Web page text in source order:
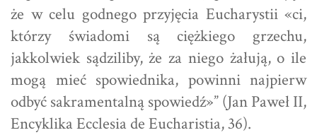
że w celu godnego przyjęcia Eucharystii «ci,
którzy świadomi są ciężkiego grzechu,
jakkolwiek sądziliby, że za niego żałują, o ile
mogą mieć spowiednika, powinni najpierw
odbyć sakramentalną spowiedź»” (Jan Paweł II,
Encyklika Ecclesia de Eucharistia, 36).